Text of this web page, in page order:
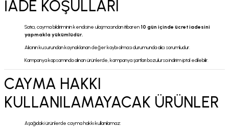
İADE KOŞULLARI
Satıcı, cayma bildiriminin kendisine ulaşmasından itibaren 10 gün içinde ücret iadesini
yapmakla yükümlüdür.
Alıcının kusurundan kaynaklanan değer kaybı olması durumunda alıcı sorumludur.
Kampanya kapsamında alınan ürünlerde, kampanya şartları bozulursa indirim iptal edilebilir.
CAYMA HAKKI
KULLANILAMAYACAK ÜRÜNLER
Aşağıdaki ürünlerde cayma hakkı kullanılamaz: